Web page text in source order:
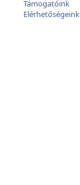
Támogatóink
Elérhetőségeink